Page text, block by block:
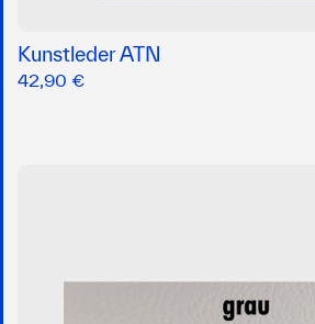
Kunstleder ATN
42,90 €